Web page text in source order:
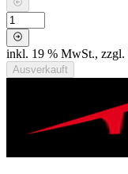
inkl. 19 % MwSt., zzgl.
Ausverkauft